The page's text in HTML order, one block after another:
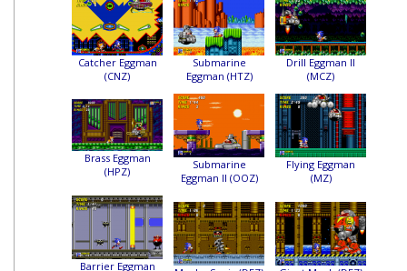
Catcher Eggman
(CNZ)
Submarine
Eggman (HTZ)
Drill Eggman II
(MCZ)
Brass Eggman
(HPZ)
Submarine
Eggman II (OOZ)
Flying Eggman
(MZ)
Barrier Eggman